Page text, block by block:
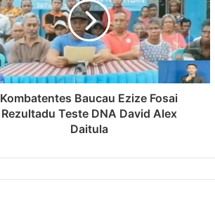
Kombatentes Baucau Ezize Fosai
Rezultadu Teste DNA David Alex
Daitula